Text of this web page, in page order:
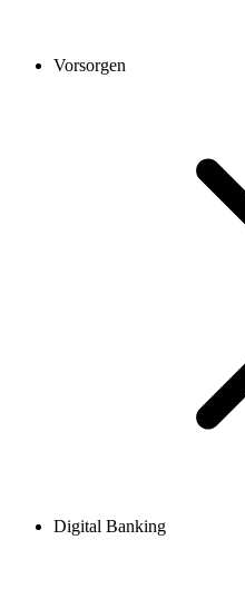
Vorsorgen
Digital Banking